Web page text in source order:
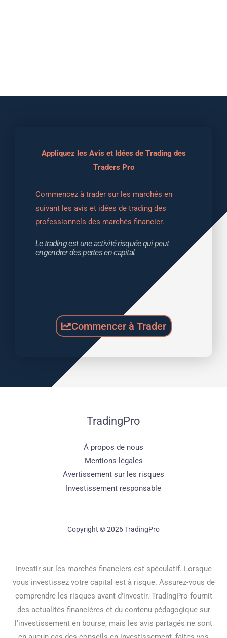
Appliquez les Avis et Idées de Trading des
Traders Pro
Commencez à trader sur les marchés en
suivant les avis et idées de trading des
professionnels des marchés financier.
Le trading est une activité risquée qui peut
engendrer des pertes en capital.
Commencer à Trader
TradingPro
À propos de nous
Mentions légales
Avertissement sur les risques
Investissement responsable
Copyright © 2026 TradingPro
Investir sur les marchés financiers est spéculatif. Lorsque
vous investissez votre capital est à risque. Assurez-vous de
comprendre les risques avant d'investir. TradingPro fournit
des actualités financières et du contenu pédagogique sur
l'investissement en bourse, mais les avis partagés ne sont